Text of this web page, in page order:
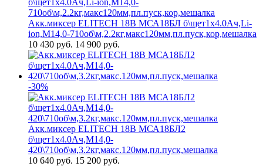
Акк.миксер ELITECH 18В МСА18БЛ б\щет1х4.0Ач,Li-
ion,М14,0-710об\м,2.2кг,макс120мм,пл.пуск,кор,мешалка
10 430 руб. 14 900 руб.
-30%
Акк.миксер ELITECH 18В МСА18БЛ2
б\щет1х4.0Ач,М14,0-
420\710об\м,3.2кг,макс.120мм,пл.пуск,мешалка
10 640 руб. 15 200 руб.